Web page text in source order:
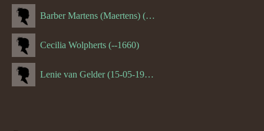
Barber Martens (Maertens) (--1658)
Cecilia Wolpherts (--1660)
Lenie van Gelder (15-05-1970)